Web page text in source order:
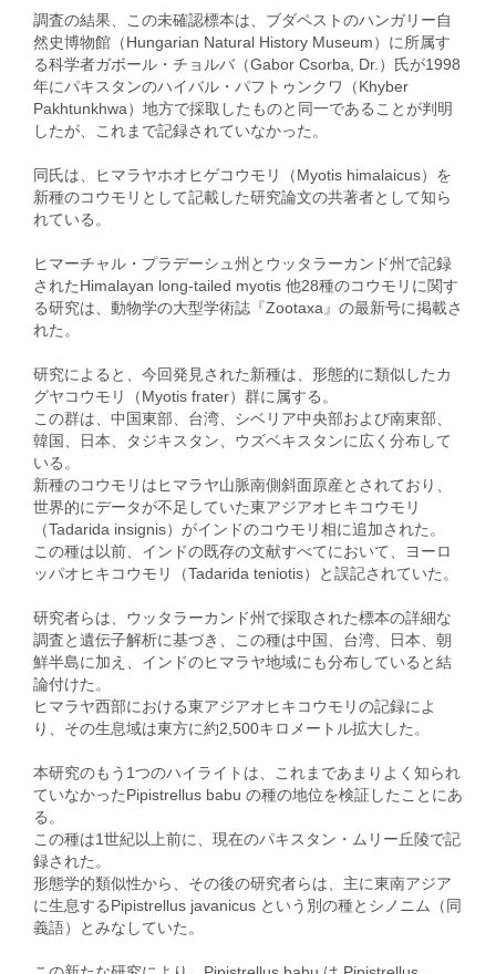
調査の結果、この未確認標本は、ブダペストのハンガリー自
然史博物館（Hungarian Natural History Museum）に所属す
る科学者ガボール・チョルバ（Gabor Csorba, Dr.）氏が1998
年にパキスタンのハイバル・パフトゥンクワ（Khyber
Pakhtunkhwa）地方で採取したものと同一であることが判明
したが、これまで記録されていなかった。
同氏は、ヒマラヤホオヒゲコウモリ（Myotis himalaicus）を
新種のコウモリとして記載した研究論文の共著者として知ら
れている。
ヒマーチャル・プラデーシュ州とウッタラーカンド州で記録
されたHimalayan long-tailed myotis 他28種のコウモリに関す
る研究は、動物学の大型学術誌『Zootaxa』の最新号に掲載さ
れた。
研究によると、今回発見された新種は、形態的に類似したカ
グヤコウモリ（Myotis frater）群に属する。
この群は、中国東部、台湾、シベリア中央部および南東部、
韓国、日本、タジキスタン、ウズベキスタンに広く分布して
いる。
新種のコウモリはヒマラヤ山脈南側斜面原産とされており、
世界的にデータが不足していた東アジアオヒキコウモリ
（Tadarida insignis）がインドのコウモリ相に追加された。
この種は以前、インドの既存の文献すべてにおいて、ヨーロ
ッパオヒキコウモリ（Tadarida teniotis）と誤記されていた。
研究者らは、ウッタラーカンド州で採取された標本の詳細な
調査と遺伝子解析に基づき、この種は中国、台湾、日本、朝
鮮半島に加え、インドのヒマラヤ地域にも分布していると結
論付けた。
ヒマラヤ西部における東アジアオヒキコウモリの記録によ
り、その生息域は東方に約2,500キロメートル拡大した。
本研究のもう1つのハイライトは、これまであまりよく知られ
ていなかったPipistrellus babu の種の地位を検証したことにあ
る。
この種は1世紀以上前に、現在のパキスタン・ムリー丘陵で記
録された。
形態学的類似性から、その後の研究者らは、主に東南アジア
に生息するPipistrellus javanicus という別の種とシノニム（同
義語）とみなしていた。